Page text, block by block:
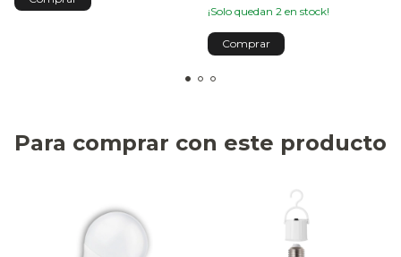
¡Solo quedan 2 en stock!
Para comprar con este producto